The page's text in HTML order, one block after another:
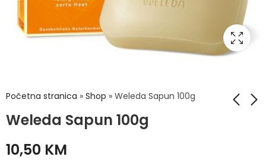
Početna stranica » Shop » Weleda Sapun 100g
Weleda Sapun 100g
10,50 KM